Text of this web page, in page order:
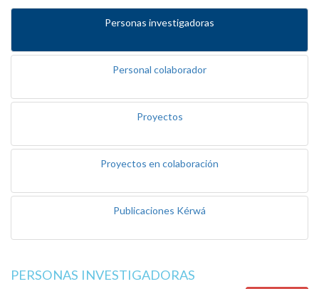
Personas investigadoras
Personal colaborador
Proyectos
Proyectos en colaboración
Publicaciones Kérwá
PERSONAS INVESTIGADORAS